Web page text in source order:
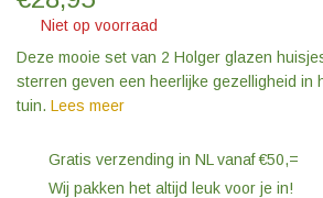
Niet op voorraad
Deze mooie set van 2 Holger glazen
sterren geven een heerlijke gezelligheid in
tuin. Lees meer
Gratis verzending in NL vanaf €50,=
Wij pakken het altijd leuk voor je in!